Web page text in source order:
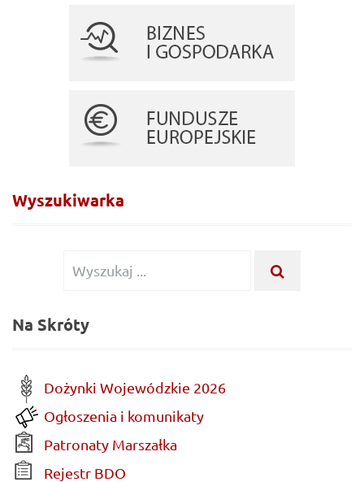
Wyszukiwarka
Wyszukiwanie
Na Skróty
Dożynki Wojewódzkie 2026
Ogłoszenia i komunikaty
Patronaty Marszałka
Rejestr BDO